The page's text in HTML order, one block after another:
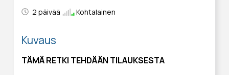
2 päivää Kohtalainen
Kuvaus
TÄMÄ RETKI TEHDÄÄN TILAUKSESTA